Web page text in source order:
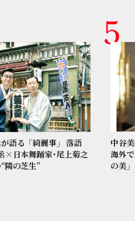
語る「綺麗事」 落語
×日本舞踊家･尾上菊之
隣の芝生”
中谷
海外
の美」